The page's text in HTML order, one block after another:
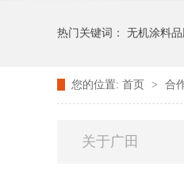
热门关键词： 无机涂料品
您的位置: 首页 > 合
关于广田